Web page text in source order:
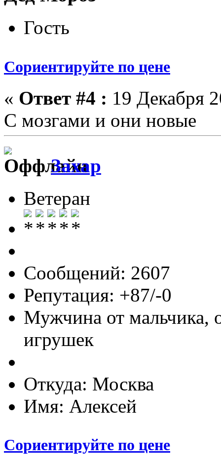
Гость
Сориентируйте по цене
« Ответ #4 : 19 Декабря
С мозгами и они новые
Захар
Ветеран
Сообщений: 2607
Репутация: +87/-0
Мужчина от мальчика,
игрушек
Откуда: Москва
Имя: Алексей
Сориентируйте по цене